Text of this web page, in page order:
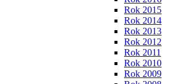
Rok 2015
Rok 2014
Rok 2013
Rok 2012
Rok 2011
Rok 2010
Rok 2009